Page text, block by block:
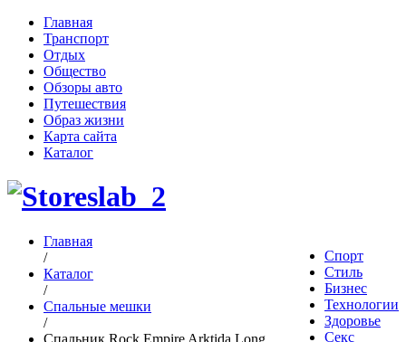
Главная
Транспорт
Отдых
Общество
Обзоры авто
Путешествия
Образ жизни
Карта сайта
Каталог
Спорт
Стиль
Бизнес
Технологии
Здоровье
Секс
Главная
/
Каталог
/
Спальные мешки
/
Спальник Rock Empire Arktida Long